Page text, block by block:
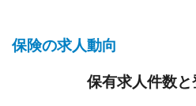
保険の求人動向
保有求人件数